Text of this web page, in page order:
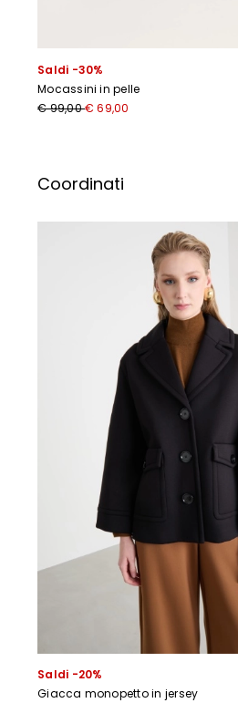
Saldi -30%
Mocassini in pelle
€ 99,00€ 69,00
Coordinati
Saldi -20%
Giacca monopetto in jersey